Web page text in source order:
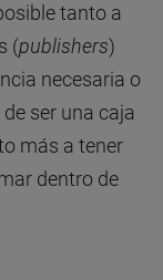
tanto a
(publishers)
necesaria o
ser una caja
más a tener
dentro de